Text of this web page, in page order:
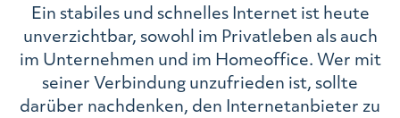
Ein stabiles und schnelles Internet ist heute
unverzichtbar, sowohl im Privatleben als auch
im Unternehmen und im Homeoffice. Wer mit
seiner Verbindung unzufrieden ist, sollte
darüber nachdenken, den Internetanbieter zu